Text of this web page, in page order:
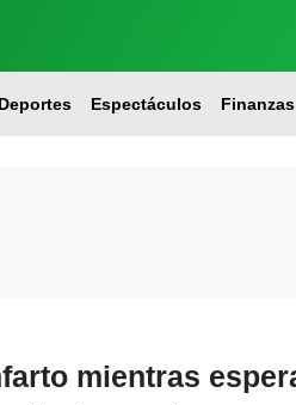
Deportes Espectáculos Finanzas
mientras